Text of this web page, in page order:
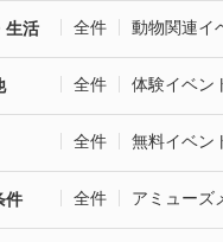
生活 全件 動物関連イ
全件 体験イベン
全件 無料イベン
件 全件 アミューズ